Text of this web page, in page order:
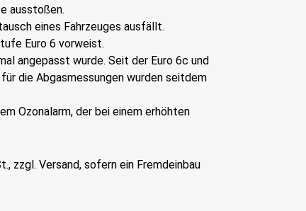
ausstoßen.
eines Fahrzeuges ausfällt.
Euro 6 vorweist.
angepasst wurde. Seit der Euro 6c und
die Abgasmessungen wurden seitdem
Ozonalarm, der bei einem erhöhten
zzgl. Versand, sofern ein Fremdeinbau